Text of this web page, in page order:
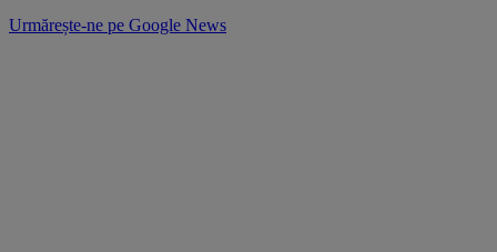
Urmărește-ne pe Google News